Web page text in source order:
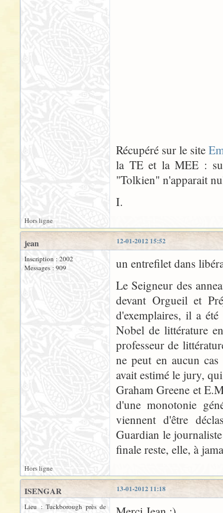
Récupéré sur le site
la TE et la MEE :
"Tolkien" n'apparait
I.
Hors ligne
12-01-2012 15:52
jean
Inscription : 2002
Messages : 909
un entrefilet dans
Le Seigneur des
devant Orgueil et
d'exemplaires, il a
Nobel de littérature
professeur de
ne peut en aucun
avait estimé le jury,
Graham Greene et
d'une monotonie
viennent d'être
Guardian le
finale reste, elle, à
Hors ligne
13-01-2012 11:18
ISENGAR
Lieu : Tuckborough près de